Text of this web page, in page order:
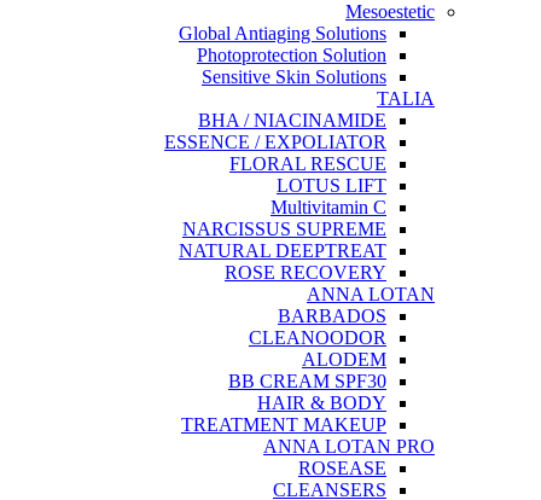
Mesoestetic
Global Antiaging Solutions
Photoprotection Solution
Sensitive Skin Solutions
TALIA
BHA / NIACINAMIDE
ESSENCE / EXPOLIATOR
FLORAL RESCUE
LOTUS LIFT
Multivitamin C
NARCISSUS SUPREME
NATURAL DEEPTREAT
ROSE RECOVERY
ANNA LOTAN
BARBADOS
CLEANOODOR
ALODEM
BB CREAM SPF30
HAIR & BODY
TREATMENT MAKEUP
ANNA LOTAN PRO
ROSEASE
CLEANSERS